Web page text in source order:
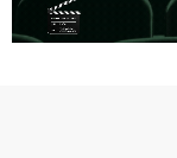
RH et emploi